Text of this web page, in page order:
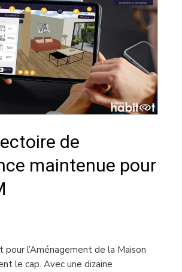
de
maintenue pour
pour l’Aménagement de la Maison
le cap. Avec une dizaine